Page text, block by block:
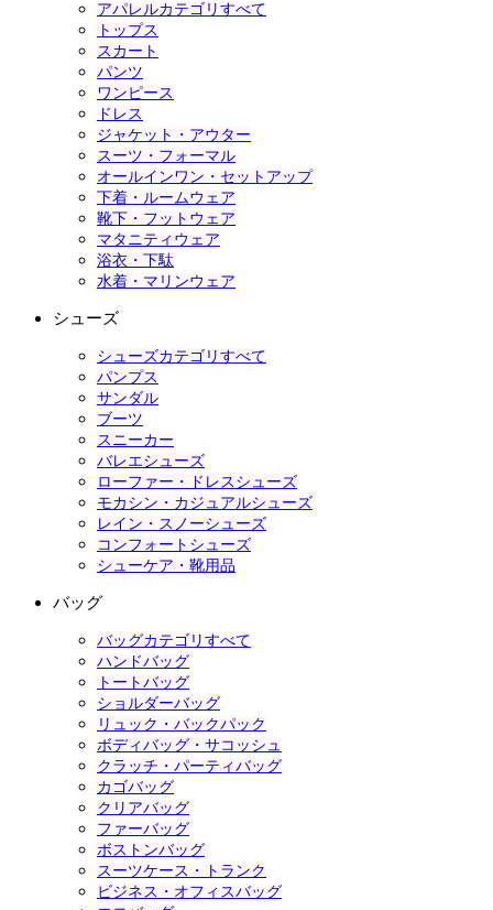
アパレルカテゴリすべて
トップス
スカート
パンツ
ワンピース
ドレス
ジャケット・アウター
スーツ・フォーマル
オールインワン・セットアップ
下着・ルームウェア
靴下・フットウェア
マタニティウェア
浴衣・下駄
水着・マリンウェア
シューズ
シューズカテゴリすべて
パンプス
サンダル
ブーツ
スニーカー
バレエシューズ
ローファー・ドレスシューズ
モカシン・カジュアルシューズ
レイン・スノーシューズ
コンフォートシューズ
シューケア・靴用品
バッグ
バッグカテゴリすべて
ハンドバッグ
トートバッグ
ショルダーバッグ
リュック・バックパック
ボディバッグ・サコッシュ
クラッチ・パーティバッグ
カゴバッグ
クリアバッグ
ファーバッグ
ボストンバッグ
スーツケース・トランク
ビジネス・オフィスバッグ